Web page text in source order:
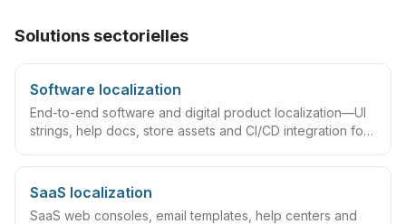
Solutions sectorielles
Software localization
End-to-end software and digital product localization—UI
strings, help docs, store assets and CI/CD integration for
SaaS localization
SaaS web consoles, email templates, help centers and